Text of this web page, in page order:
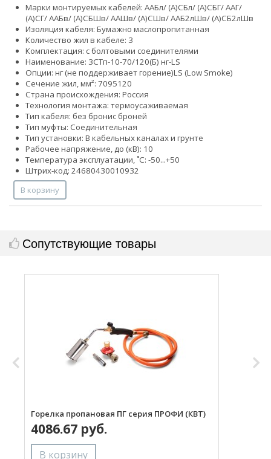
Марки монтируемых кабелей: ААБл/ (А)СБл/ (А)СБГ/ ААГ/
(А)СГ/ ААБв/ (А)СБШв/ ААШв/ (А)СШв/ ААБ2лШв/ (А)СБ2лШв
Изоляция кабеля: Бумажно маслопропитанная
Количество жил в кабеле: 3
Комплектация: с болтовыми соединителями
Наименование: 3СТп-10-70/120(Б) нг-LS
Опции: нг (не поддерживает горение)LS (Low Smoke)
Сечение жил, мм²: 7095120
Страна происхождения: Россия
Технология монтажа: термоусаживаемая
Тип кабеля: без бронис броней
Тип муфты: Соединительная
Тип установки: В кабельных каналах и грунте
Рабочее напряжение, до (кВ): 10
Температура эксплуатации, ˚С: -50...+50
Штрих-код: 24680430010932
В корзину
Сопутствующие товары
Горелка пропановая ПГ серия ПРОФИ (КВТ)
4086.67 руб.